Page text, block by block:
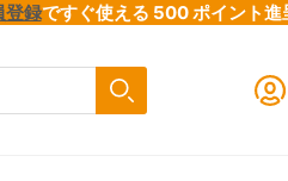
登録ですぐ使える 500 ポイント
Close search
検索